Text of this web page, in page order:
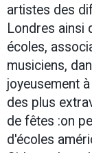
artistes des
Londres ainsi
écoles,
musiciens,
joyeusement
des plus
de fêtes :on
d'écoles